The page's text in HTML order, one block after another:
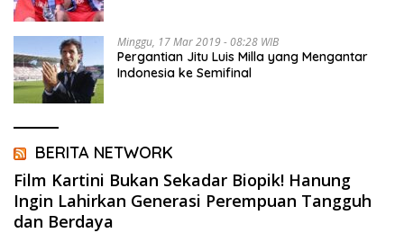
Minggu, 17 Mar 2019 - 08:28 WIB
Pergantian Jitu Luis Milla yang Mengantar
Indonesia ke Semifinal
BERITA NETWORK
Film Kartini Bukan Sekadar Biopik! Hanung
Ingin Lahirkan Generasi Perempuan Tangguh
dan Berdaya